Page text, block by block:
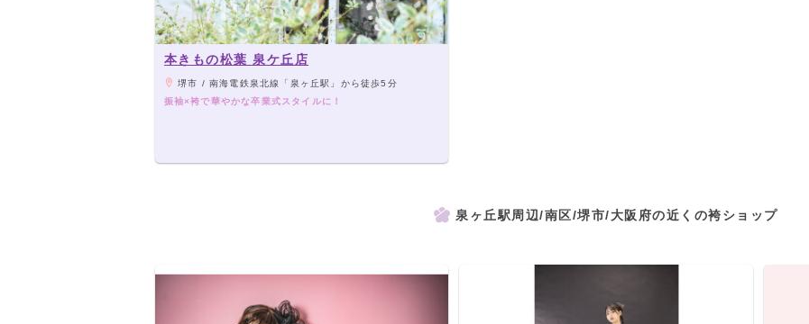
本きもの松葉 泉ケ丘店
堺市 / 南海電鉄泉北線「泉ヶ丘駅」から徒歩5分
振袖×袴で華やかな卒業式スタイルに！
泉ヶ丘駅周辺/南区/堺市/大阪府の近くの袴ショップ